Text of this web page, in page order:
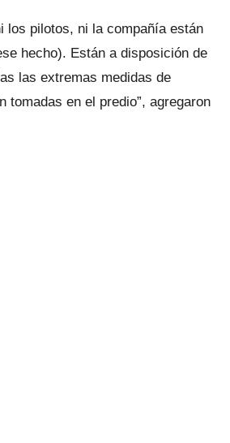
los pilotos, ni la compañía están
hecho). Están a disposición de
las extremas medidas de
tomadas en el predio”, agregaron